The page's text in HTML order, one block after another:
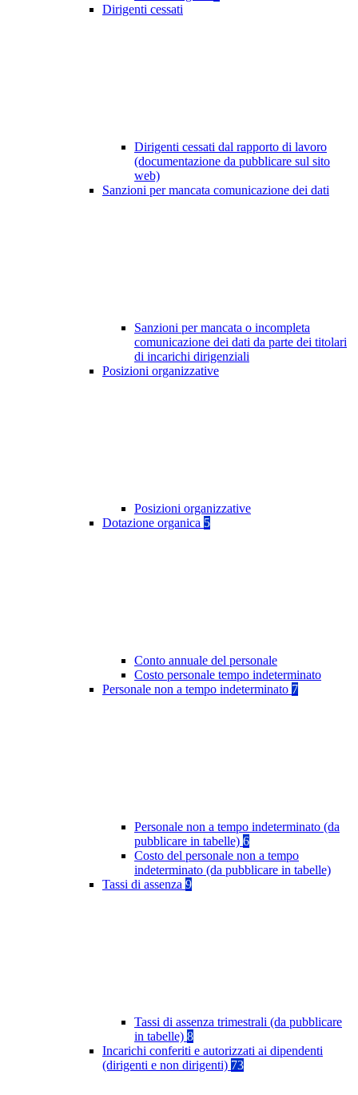
Dirigenti cessati
Dirigenti cessati dal rapporto di lavoro
(documentazione da pubblicare sul sito
web)
Sanzioni per mancata comunicazione dei dati
Sanzioni per mancata o incompleta
comunicazione dei dati da parte dei titolari
di incarichi dirigenziali
Posizioni organizzative
Posizioni organizzative
Dotazione organica 5
Conto annuale del personale
Costo personale tempo indeterminato
Personale non a tempo indeterminato 7
Personale non a tempo indeterminato (da
pubblicare in tabelle) 6
Costo del personale non a tempo
indeterminato (da pubblicare in tabelle)
Tassi di assenza 9
Tassi di assenza trimestrali (da pubblicare
in tabelle) 8
Incarichi conferiti e autorizzati ai dipendenti
(dirigenti e non dirigenti) 73